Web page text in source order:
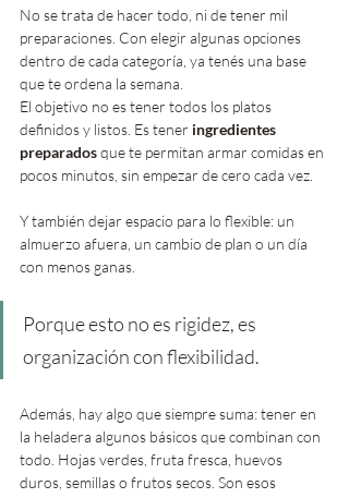
No se trata de hacer todo, ni de tener mil
preparaciones. Con elegir algunas opciones
dentro de cada categoría, ya tenés una base
que te ordena la semana.
El objetivo no es tener todos los platos
definidos y listos. Es tener ingredientes
preparados que te permitan armar comidas en
pocos minutos, sin empezar de cero cada vez.
Y también dejar espacio para lo flexible: un
almuerzo afuera, un cambio de plan o un día
con menos ganas.
Porque esto no es rigidez, es
organización con flexibilidad.
Además, hay algo que siempre suma: tener en
la heladera algunos básicos que combinan con
todo. Hojas verdes, fruta fresca, huevos
duros, semillas o frutos secos. Son esos